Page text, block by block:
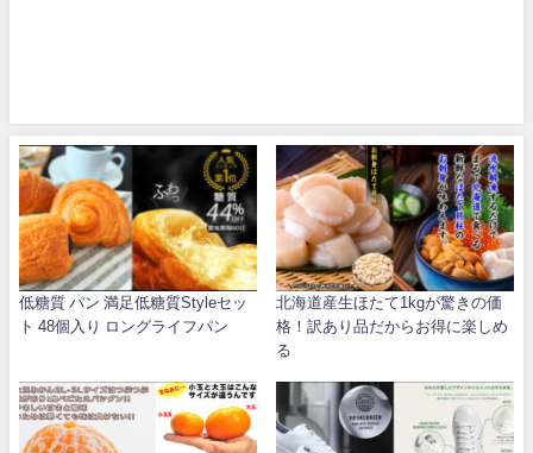
低糖質 パン 満足低糖質Styleセッ
ト 48個入り ロングライフパン
北海道産生ほたて1kgが驚きの価
格！訳あり品だからお得に楽しめ
る